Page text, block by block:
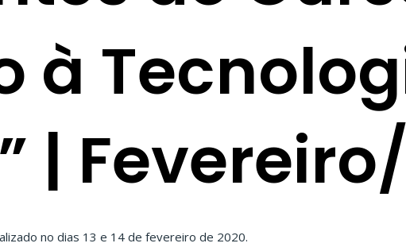
à
|
no dias 13 e 14 de fevereiro de 2020.